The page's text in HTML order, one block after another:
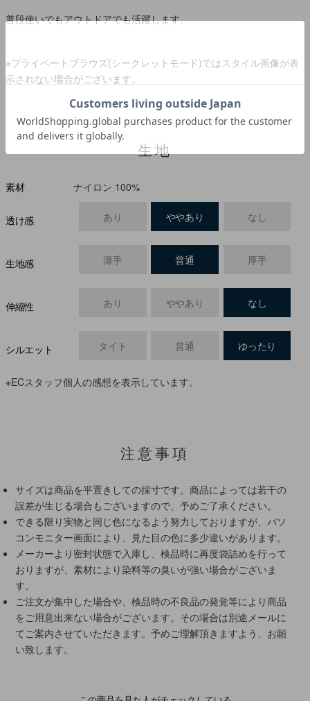
普段使いでもアウトドアでも活躍します。
※プライベートブラウズ(シークレットモード)ではスタイル画像が表
示されない場合がございます。
生地
素材 ナイロン 100%
透け感 あり ややあり なし
生地感 薄手 普通 厚手
伸縮性 あり ややあり なし
シルエット タイト 普通 ゆったり
※ECスタッフ個人の感想を表示しています。
注意事項
サイズは商品を平置きしての採寸です。商品によっては若干の
誤差が生じる場合もございますので、予めご了承ください。
できる限り実物と同じ色になるよう努力しておりますが、パソ
コンモニター画面により、見た目の色に多少違いがあります。
メーカーより密封状態で入庫し、検品時に再度袋詰めを行って
おりますが、素材により染料等の臭いが強い場合がございま
す。
ご注文が集中した場合や、検品時の不良品の発覚等により商品
をご用意出来ない場合がございます。その場合は別途メールに
てご案内させていただきます。予めご理解頂きますよう、お願
い致します。